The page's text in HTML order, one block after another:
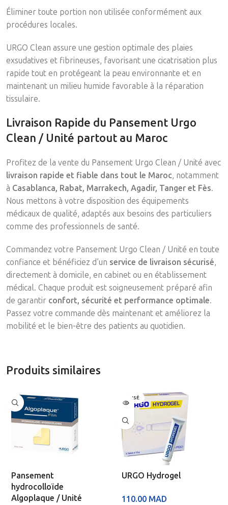
Éliminer toute portion non utilisée conformément aux
procédures locales.
URGO Clean assure une gestion optimale des plaies
exsudatives et fibrineuses, favorisant une cicatrisation plus
rapide tout en protégeant la peau environnante et en
maintenant un milieu humide favorable à la réparation
tissulaire.
Livraison Rapide du Pansement Urgo
Clean / Unité partout au Maroc
Profitez de la vente du Pansement Urgo Clean / Unité avec
livraison rapide et fiable dans tout le Maroc, notamment
à Casablanca, Rabat, Marrakech, Agadir, Tanger et Fès.
Nous mettons à votre disposition des équipements
médicaux de qualité, adaptés aux besoins des particuliers
comme des professionnels de santé.
Commandez votre Pansement Urgo Clean / Unité en toute
confiance et bénéficiez d’un service de livraison sécurisé,
directement à domicile, en cabinet ou en établissement
médical. Chaque produit est soigneusement préparé afin
de garantir confort, sécurité et performance optimale.
Passez votre commande dès maintenant et améliorez la
mobilité et le bien-être des patients au quotidien.
Produits similaires
Pansement
hydrocolloïde
Algoplaque / Unité
ÉPUISÉ
URGO Hydrogel
110.00 MAD